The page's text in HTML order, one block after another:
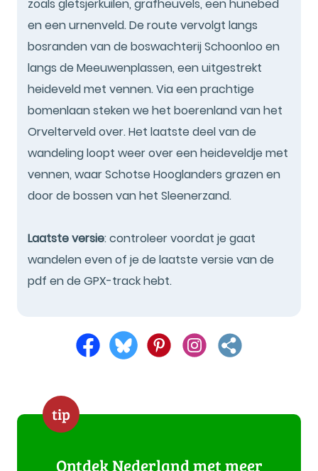
zoals gletsjerkuilen, grafheuvels, een hunebed
en een urnenveld. De route vervolgt langs
bosranden van de boswachterij Schoonloo en
langs de Meeuwenplassen, een uitgestrekt
heideveld met vennen. Via een prachtige
bomenlaan steken we het boerenland van het
Orvelterveld over. Het laatste deel van de
wandeling loopt weer over een heideveldje met
vennen, waar Schotse Hooglanders grazen en
door de bossen van het Sleenerzand.
Laatste versie: controleer voordat je gaat
wandelen even of je de laatste versie van de
pdf en de GPX-track hebt.
tip
Ontdek Nederland met meer